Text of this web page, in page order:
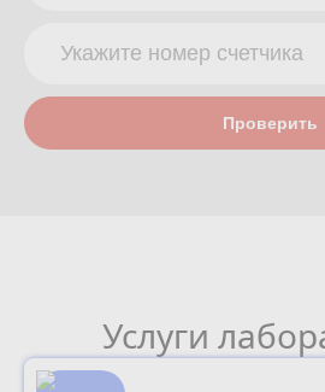
Проверить
Услуги